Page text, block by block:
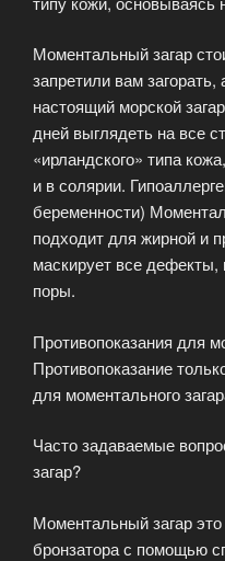
Моментальный загар
запретили вам загорать,
настоящий морской
дней выглядеть на все
«ирландского» типа
и в солярии.
беременности)
подходит для жирной и
маскирует все
поры.
Противопоказания для
Противопоказание
для моментального
Часто задаваемые
загар?
Моментальный загар
бронзатора с помощью